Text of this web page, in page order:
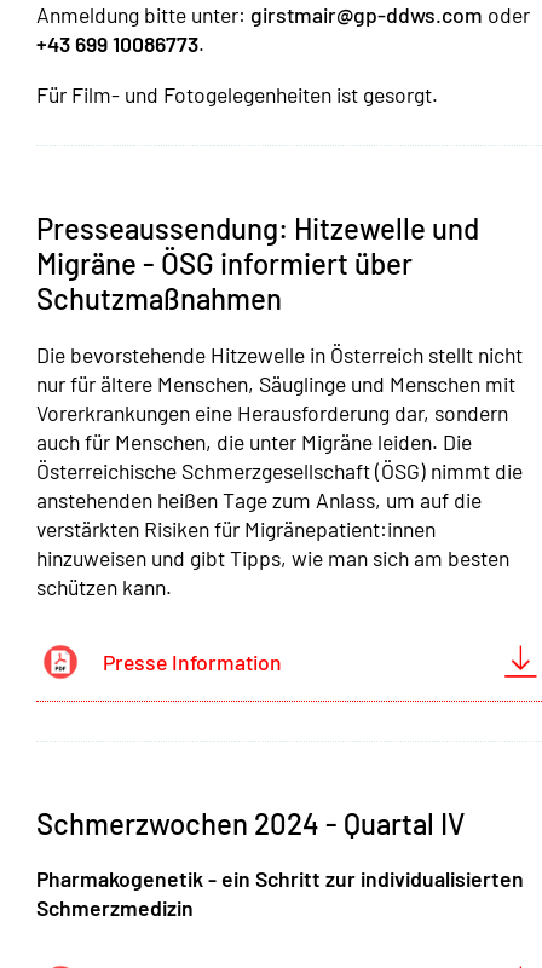
Anmeldung bitte unter: girstmair@gp-ddws.com oder
+43 699 10086773.
Für Film- und Fotogelegenheiten ist gesorgt.
Presseaussendung: Hitzewelle und
Migräne - ÖSG informiert über
Schutzmaßnahmen
Die bevorstehende Hitzewelle in Österreich stellt nicht
nur für ältere Menschen, Säuglinge und Menschen mit
Vorerkrankungen eine Herausforderung dar, sondern
auch für Menschen, die unter Migräne leiden. Die
Österreichische Schmerzgesellschaft (ÖSG) nimmt die
anstehenden heißen Tage zum Anlass, um auf die
verstärkten Risiken für Migränepatient:innen
hinzuweisen und gibt Tipps, wie man sich am besten
schützen kann.
Presse Information
Schmerzwochen 2024 - Quartal IV
Pharmakogenetik - ein Schritt zur individualisierten
Schmerzmedizin